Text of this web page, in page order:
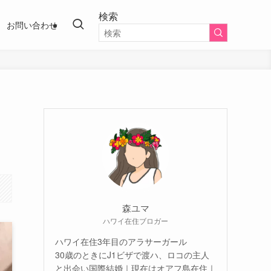
お問い合わせ
検索
森ユマ
ハワイ在住ブロガー
ハワイ在住3年目のアラサーガール
30歳のときにJ1ビザで渡ハ、ロコの主人
と出会い国際結婚｜現在はオアフ島在住｜